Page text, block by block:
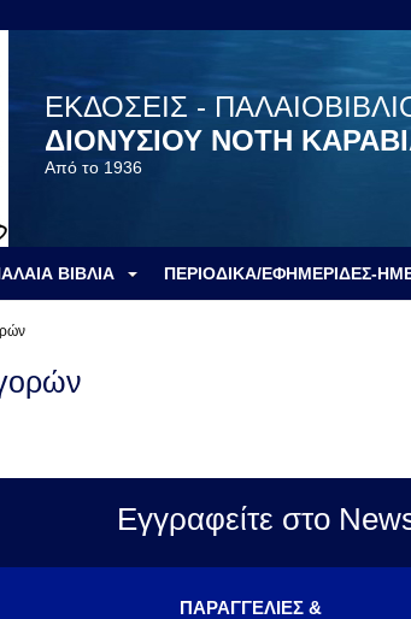
ΕΚΔΟΣΕΙΣ -
ΔΙΟΝΥΣΙΟΥ ΝΟΤΗ
Από το 1936
ΒΙΒΛΙΑ ΠΕΡΙΟΔΙΚΑ/ΕΦΗΜΕΡΙΔΕΣ-
Εγγραφείτε στο
ΠΑΡΑΓΓΕΛΙΕΣ &